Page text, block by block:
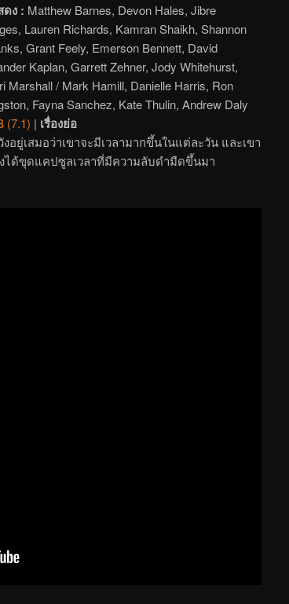
ง : Matthew Barnes, Devon Hales, Jibre
Lauren Richards, Kamran Shaikh, Shannon
Grant Feely, Emerson Bennett, David
Kaplan, Garrett Zehner, Jody Whitehurst,
Marshall / Mark Hamill, Danielle Harris, Ron
Fayna Sanchez, Kate Thulin, Andrew Daly
(7.1) | เรื่องย่อ
อยู่เสมอว่าเขาจะมีเวลามากขึ้นในแต่ละวัน และเขา
ได้ขุดแคปซูลเวลาที่มีความลับดำมืดขึ้นมา